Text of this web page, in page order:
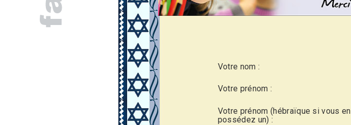
Votre nom :
Votre prénom :
Votre prénom (hébraïque si vous en
possédez un) :